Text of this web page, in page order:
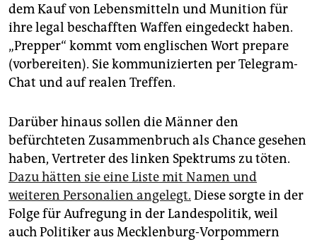
dem Kauf von Lebensmitteln und Munition für
ihre legal beschafften Waffen eingedeckt haben.
„Prepper“ kommt vom englischen Wort prepare
(vorbereiten). Sie kommunizierten per Telegram-
Chat und auf realen Treffen.
Darüber hinaus sollen die Männer den
befürchteten Zusammenbruch als Chance gesehen
haben, Vertreter des linken Spektrums zu töten.
Dazu hätten sie eine Liste mit Namen und
weiteren Personalien angelegt. Diese sorgte in der
Folge für Aufregung in der Landespolitik, weil
auch Politiker aus Mecklenburg-Vorpommern